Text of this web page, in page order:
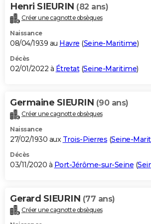
Henri SIEURIN (82 ans)
Créer une cagnotte obsèques
Naissance
08/04/1939 au Havre (Seine-Maritime)
Décès
02/01/2022 à Étretat(Seine-Maritime)
Germaine SIEURIN (90 ans)
Créer une cagnotte obsèques
Naissance
27/02/1930 aux Trois-Pierres (Seine-
Décès
03/11/2020 à Port-Jérôme-sur-Seine (
Gerard SIEURIN (77 ans)
Créer une cagnotte obsèques